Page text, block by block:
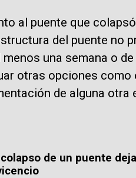
al puente que
del puente no
una semana o
otras opciones como
de alguna otra
de un puente